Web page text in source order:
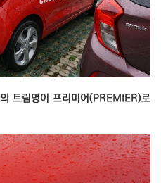
트림명이 프리미어(PREMIER)로